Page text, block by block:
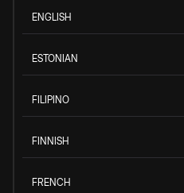
ENGLISH
ESTONIAN
FILIPINO
FINNISH
FRENCH